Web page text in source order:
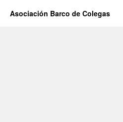
Asociación Barco de Colegas